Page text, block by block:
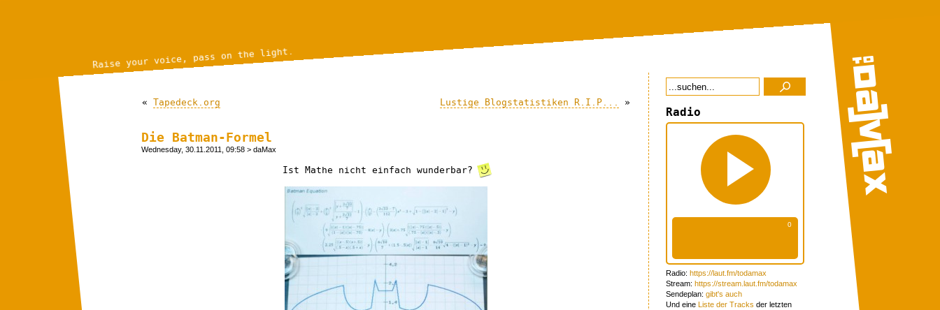
Raise your voice, pass on the light.
« Tapedeck.org Lustige Blogstatistiken R.I.P... »
Die Batman-Formel
Wednesday, 30.11.2011, 09:58 > daMax
Ist Mathe nicht einfach wunderbar?
Radio
Radio: https://laut.fm/todamax
Stream: https://stream.laut.fm/todamax
Sendeplan: gibt's auch
Und eine Liste der Tracks der letzten